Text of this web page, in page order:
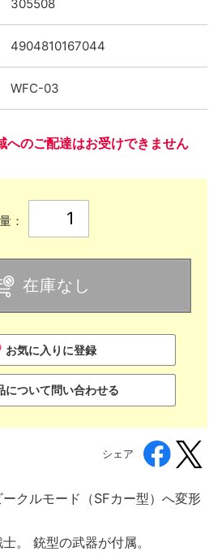
305508
4904810167044
WFC-03
へのご配達はお受けできません
：
在庫なし
お気に入りに登録
について問い合わせる
シェア
クルモード（SFカー型）へ変形
。 銃型の武器が付属。